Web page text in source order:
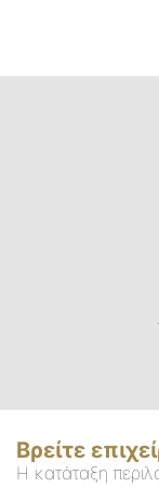
Βρείτε
Η κατάταξη